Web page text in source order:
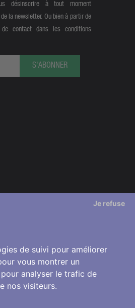
de suivi pour améliorer
vous montrer un
analyser le trafic de
nos visiteurs.
Je refuse
désinscrire à tout moment
la newsletter. Ou bien à partir de
de contact dans les conditions
S'ABONNER